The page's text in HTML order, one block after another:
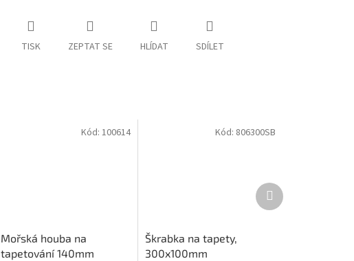
TISK ZEPTAT SE HLÍDAT SDÍLET
Mořská houba na
tapetování 140mm
Kód:100614
Škrabka na tapety,
300x100mm
Kód: 806300SB
Další
produkt